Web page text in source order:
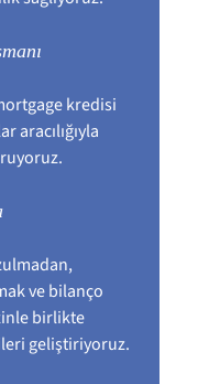
kredisi
aracılığıyla
ve bilanço
birlikte
geliştiriyoruz.